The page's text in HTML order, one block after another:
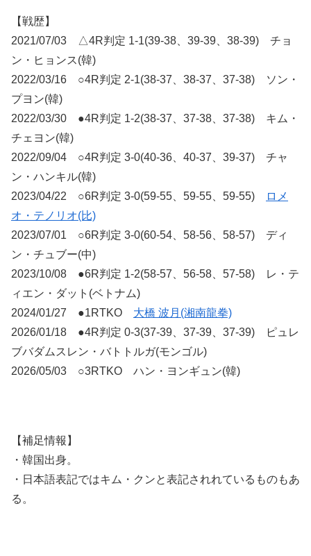
【戦歴】
2021/07/03 △4R判定 1-1(39-38、39-39、38-39) チョ
ン・ヒョンス(韓)
2022/03/16 ○4R判定 2-1(38-37、38-37、37-38) ソン・
プヨン(韓)
2022/03/30 ●4R判定 1-2(38-37、37-38、37-38) キム・
チェヨン(韓)
2022/09/04 ○4R判定 3-0(40-36、40-37、39-37) チャ
ン・ハンキル(韓)
2023/04/22 ○6R判定 3-0(59-55、59-55、59-55)
ロメ
オ・テノリオ(比)
2023/07/01 ○6R判定 3-0(60-54、58-56、58-57) ディ
ン・チュブー(中)
2023/10/08 ●6R判定 1-2(58-57、56-58、57-58) レ・テ
ィエン・ダット(ベトナム)
2024/01/27 ●1RTKO 大橋 波月(湘南龍拳)
2026/01/18 ●4R判定 0-3(37-39、37-39、37-39) ピュレ
ブバダムスレン・バトトルガ(モンゴル)
2026/05/03 ○3RTKO ハン・ヨンギュン(韓)
【補足情報】
・韓国出身。
・日本語表記ではキム・クンと表記されれているものもあ
る。